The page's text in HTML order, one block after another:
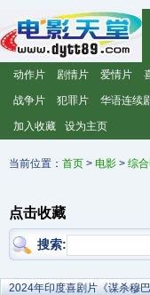
动作片 剧情片 爱情片
战争片 犯罪片 华语连续
加入收藏 设为主页
当前位置： 首页 > 电影 > 综
点击收藏
搜索:
2024年印度喜剧片《谋杀穆